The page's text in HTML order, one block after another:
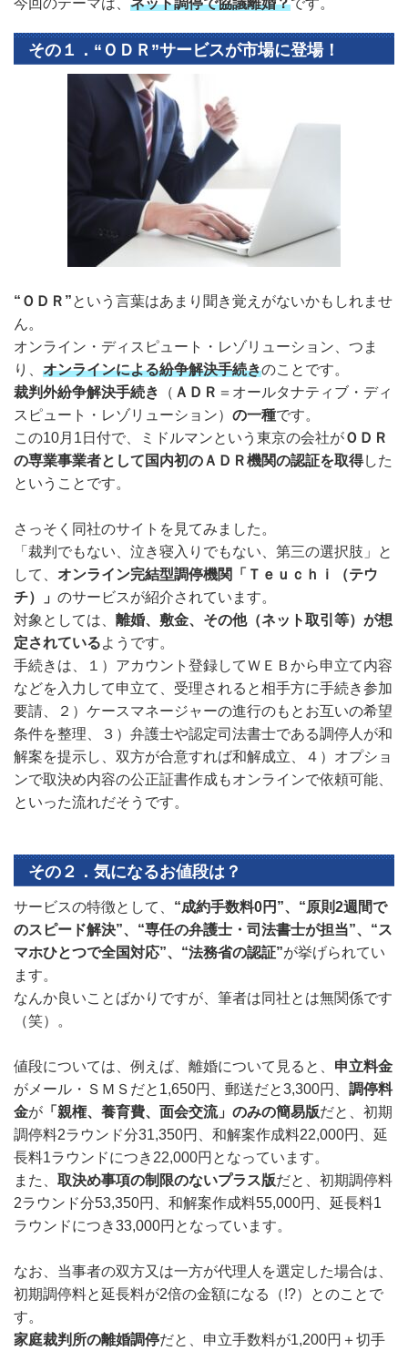
今回のテーマは、 ネット調停で協議離婚？です。
その１．“ＯＤＲ”サービスが市場に登場！
“ＯＤＲ”という言葉はあまり聞き覚えがないかもしれませ
ん。
オンライン・ディスピュート・レゾリューション、つま
り、 オンラインによる紛争解決手続きのことです。
裁判外紛争解決手続き
（ ＡＤＲ ＝オールタナティブ・ディ
スピュート・レゾリューション） の一種です。
この10月1日付で、ミドルマンという東京の会社がＯＤＲ
の専業事業者として国内初のＡＤＲ機関の認証を取得した
ということです。
さっそく同社のサイトを見てみました。
「裁判でもない、泣き寝入りでもない、第三の選択肢」と
して、 オンライン完結型調停機関「Ｔｅｕｃｈｉ（テウ
チ）」 のサービスが紹介されています。
対象としては、 離婚、敷金、その他（ネット取引等）が想
定されているようです。
手続きは、１）アカウント登録してＷＥＢから申立て内容
などを入力して申立て、受理されると相手方に手続き参加
要請、２）ケースマネージャーの進行のもとお互いの希望
条件を整理、３）弁護士や認定司法書士である調停人が和
解案を提示し、双方が合意すれば和解成立、４）オプショ
ンで取決め内容の公正証書作成もオンラインで依頼可能、
といった流れだそうです。
その２．気になるお値段は？
サービスの特徴として、 “成約手数料0円”、“原則2週間で
のスピード解決”、“専任の弁護士・司法書士が担当”、“ス
マホひとつで全国対応”、“法務省の認証”が挙げられてい
ます。
なんか良いことばかりですが、筆者は同社とは無関係です
（笑）。
値段については、例えば、離婚について見ると、 申立料金
がメール・ＳＭＳだと1,650円、郵送だと3,300円、 調停料
金が 「親権、養育費、面会交流」のみの簡易版だと、初期
調停料2ラウンド分31,350円、和解案作成料22,000円、延
長料1ラウンドにつき22,000円となっています。
また、 取決め事項の制限のないプラス版だと、初期調停料
2ラウンド分53,350円、和解案作成料55,000円、延長料1
ラウンドにつき33,000円となっています。
なお、当事者の双方又は一方が代理人を選定した場合は、
初期調停料と延長料が2倍の金額になる（!?）とのことで
す。
家庭裁判所の離婚調停だと、申立手数料が1,200円＋切手